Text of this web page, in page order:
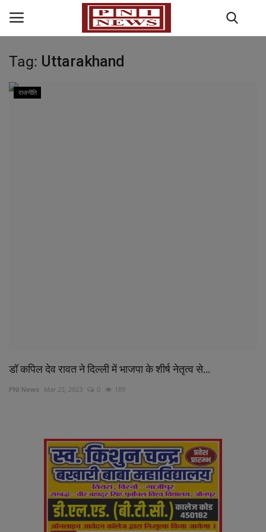
Home
Tag: Uttarakhand
राजनीति
डॉ कपिल देव रावत ने दिल्ली में भाजपा के शीर्ष नेतृत्व से...
PNI News Mar 25, 2023 0 189